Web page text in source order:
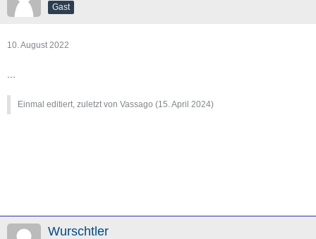
Gast
10. August 2022
Einmal editiert, zuletzt von Vassago (15. April 2024)
Wurschtler